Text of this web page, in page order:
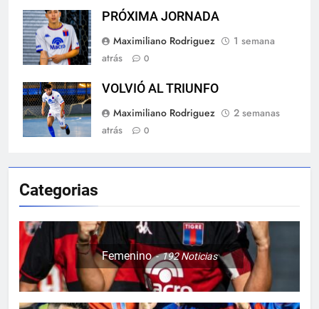
PRÓXIMA JORNADA
Maximiliano Rodriguez
1 semana
atrás
0
VOLVIÓ AL TRIUNFO
Maximiliano Rodriguez
2 semanas
atrás
0
Categorias
Femenino 192Noticias